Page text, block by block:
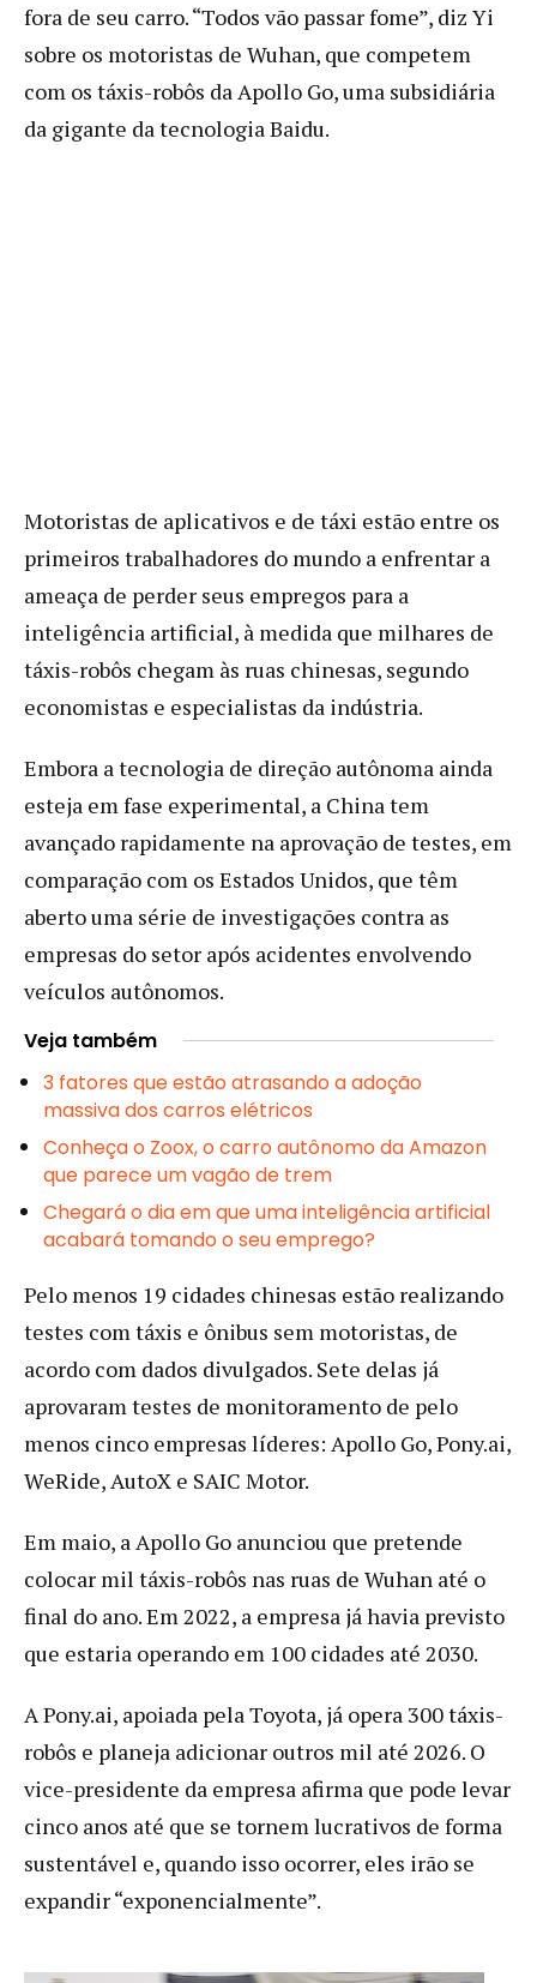
fora de seu carro. “Todos vão passar fome”, diz Yi
sobre os motoristas de Wuhan, que competem
com os táxis-robôs da Apollo Go, uma subsidiária
da gigante da tecnologia Baidu.
Motoristas de aplicativos e de táxi estão entre os
primeiros trabalhadores do mundo a enfrentar a
ameaça de perder seus empregos para a
inteligência artificial, à medida que milhares de
táxis-robôs chegam às ruas chinesas, segundo
economistas e especialistas da indústria.
Embora a tecnologia de direção autônoma ainda
esteja em fase experimental, a China tem
avançado rapidamente na aprovação de testes, em
comparação com os Estados Unidos, que têm
aberto uma série de investigações contra as
empresas do setor após acidentes envolvendo
veículos autônomos.
Veja também
3 fatores que estão atrasando a adoção
massiva dos carros elétricos
Conheça o Zoox, o carro autônomo da Amazon
que parece um vagão de trem
Chegará o dia em que uma inteligência artificial
acabará tomando o seu emprego?
Pelo menos 19 cidades chinesas estão realizando
testes com táxis e ônibus sem motoristas, de
acordo com dados divulgados. Sete delas já
aprovaram testes de monitoramento de pelo
menos cinco empresas líderes: Apollo Go, Pony.ai,
WeRide, AutoX e SAIC Motor.
Em maio, a Apollo Go anunciou que pretende
colocar mil táxis-robôs nas ruas de Wuhan até o
final do ano. Em 2022, a empresa já havia previsto
que estaria operando em 100 cidades até 2030.
A Pony.ai, apoiada pela Toyota, já opera 300 táxis-
robôs e planeja adicionar outros mil até 2026. O
vice-presidente da empresa afirma que pode levar
cinco anos até que se tornem lucrativos de forma
sustentável e, quando isso ocorrer, eles irão se
expandir “exponencialmente”.